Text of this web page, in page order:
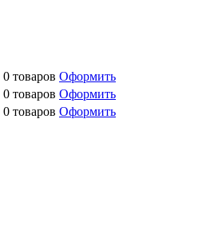
0 товаров Оформить
0 товаров Оформить
0 товаров Оформить